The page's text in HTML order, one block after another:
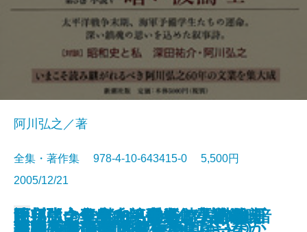
阿川弘之全集 第七巻 小説VII
阿川弘之全集 第六巻 小説VI
辻邦生全集 20 アルバム・雑
キリストの勝利―ローマ人の物語
決定版 三島由紀夫全集 補巻
阿川弘之全集 第五巻 小説V 暗
阿川弘之／著
全集・著作集 978-4-10-643415-0 5,500円
2005/12/21
書籍
辻邦生全集 19 音楽・美術・映
思い出の作家たち―谷崎・川端・
阿川弘之全集 第四巻 小説IV
辻邦生全集 18 手紙、栞を添え